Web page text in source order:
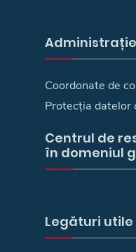
Administrație
Coordonate de
Protecția datelor
Centrul de
în domeniul
Legături